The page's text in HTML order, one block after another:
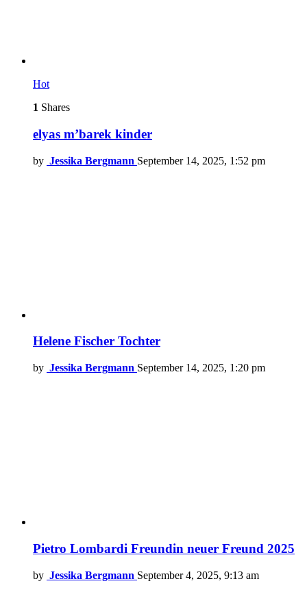
Hot
1 Shares
elyas m’barek kinder
by Jessika Bergmann September 14, 2025, 1:52 pm
Helene Fischer Tochter
by Jessika Bergmann September 14, 2025, 1:20 pm
Pietro Lombardi Freundin neuer Freund 2025
by Jessika Bergmann September 4, 2025, 9:13 am